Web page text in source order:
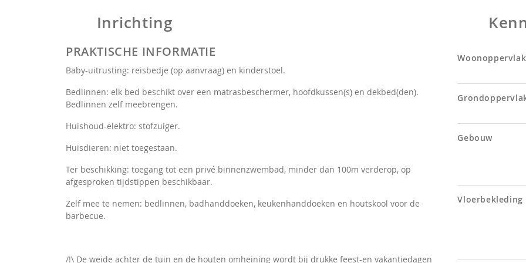
1E
de
4de
Inrichting
PRAKTISCHE INFORMATIE
Baby-uitrusting: reisbedje (op aanvraag) en kinderstoel.
Bedlinnen: elk bed beschikt over een matrasbeschermer, hoofdkussen(s) en dekbed(den).
Bedlinnen zelf meebrengen.
Huishoud-elektro: stofzuiger.
Huisdieren: niet toegestaan.
Ter beschikking: toegang tot een privé binnenzwembad, minder dan 100m verderop, op
afgesproken tijdstippen beschikbaar.
Zelf mee te nemen: bedlinnen, badhanddoeken, keukenhanddoeken en houtskool voor de
barbecue.
/!\ De weide achter de tuin en de houten omheining wordt bij drukke feest-en vakantiedagen
Gebouw
Vloerbekleding